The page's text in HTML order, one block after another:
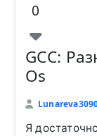
0
GCC:
Os
Я